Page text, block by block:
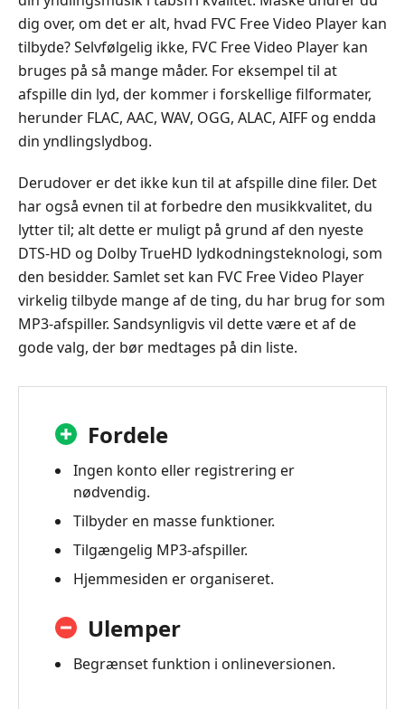
dig over, om det er alt, hvad FVC Free Video Player kan
tilbyde? Selvfølgelig ikke, FVC Free Video Player kan
bruges på så mange måder. For eksempel til at
afspille din lyd, der kommer i forskellige filformater,
herunder FLAC, AAC, WAV, OGG, ALAC, AIFF og endda
din yndlingslydbog.
Derudover er det ikke kun til at afspille dine filer. Det
har også evnen til at forbedre den musikkvalitet, du
lytter til; alt dette er muligt på grund af den nyeste
DTS-HD og Dolby TrueHD lydkodningsteknologi, som
den besidder. Samlet set kan FVC Free Video Player
virkelig tilbyde mange af de ting, du har brug for som
MP3-afspiller. Sandsynligvis vil dette være et af de
gode valg, der bør medtages på din liste.
Fordele
Ingen konto eller registrering er
nødvendig.
Tilbyder en masse funktioner.
Tilgængelig MP3-afspiller.
Hjemmesiden er organiseret.
Ulemper
Begrænset funktion i onlineversionen.